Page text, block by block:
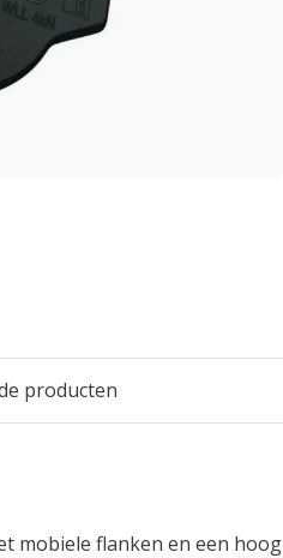
producten
mobiele flanken en een hoog